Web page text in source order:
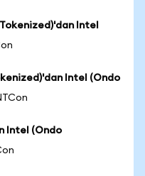
Intel
Intel (Ondo
Intel (Ondo